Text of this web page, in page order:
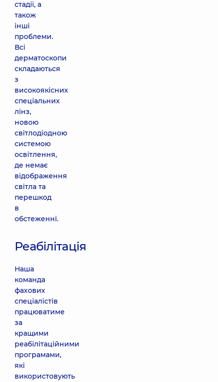
стадії, а
також
інші
проблеми.
Всі
дерматоскопи
складаються
з
високоякісних
спеціальних
лінз,
новою
світлодіодною
системою
освітлення,
де немає
відображення
світла та
перешкод
в
обстеженні.
Реабілітація
Наша
команда
фахових
спеціалістів
працюватиме
за
кращими
реабілітаційними
програмами,
які
використовують